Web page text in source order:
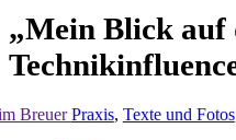
„Mein Blick auf
BreuerPraxis, Texte und Fotos